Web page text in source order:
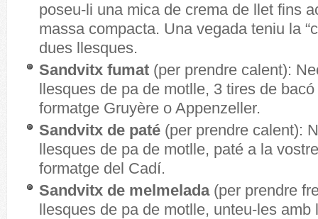
poseu-li una mica de crema de llet fins
massa compacta. Una vegada teniu la
dues llesques.
Sandvitx fumat (per prendre calent):
llesques de pa de motlle, 3 tires de
formatge Gruyère o Appenzeller.
Sandvitx de paté (per prendre calent):
llesques de pa de motlle, paté a la
formatge del Cadí.
Sandvitx de melmelada(per prendre
llesques de pa de motlle, unteu-les amb